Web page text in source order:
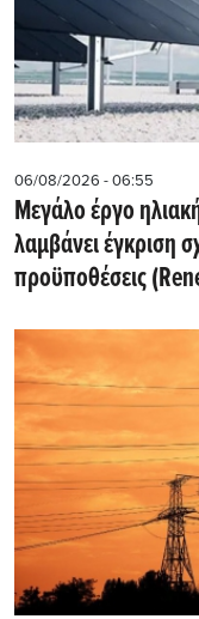
06/08/2026 - 06:55
Μεγάλο έργο
λαμβάνει έγκριση
προϋποθέσεις